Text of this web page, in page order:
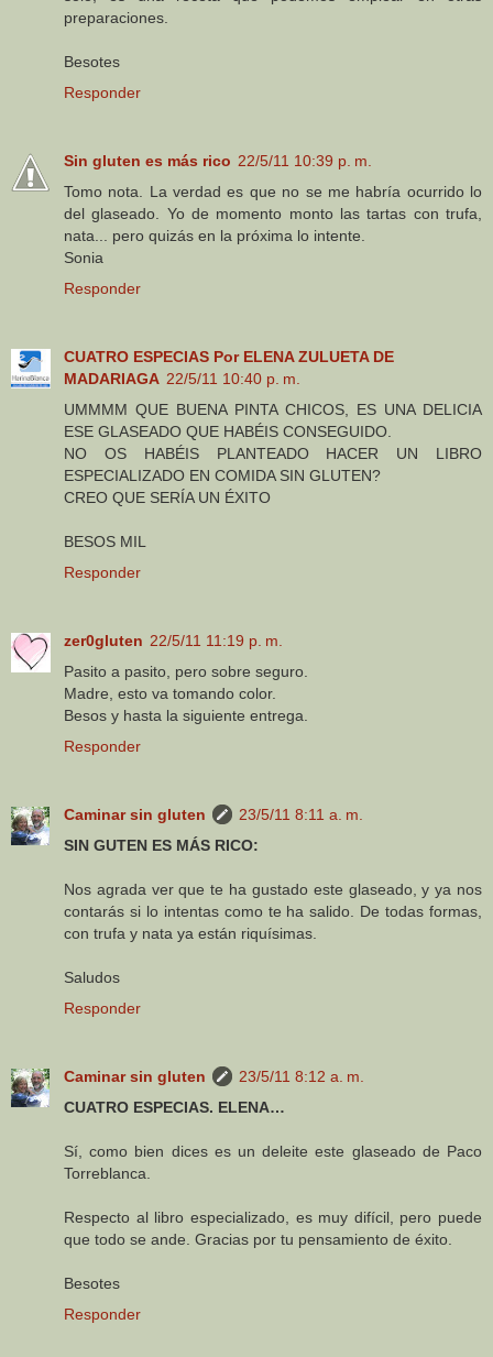
preparaciones.
Besotes
Responder
Sin gluten es más rico 22/5/11 10:39 p. m.
Tomo nota. La verdad es que no se me habría ocurrido lo
del glaseado. Yo de momento monto las tartas con trufa,
nata... pero quizás en la próxima lo intente.
Sonia
Responder
CUATRO ESPECIAS Por ELENA ZULUETA DE
MADARIAGA 22/5/11 10:40 p. m.
UMMMM QUE BUENA PINTA CHICOS, ES UNA DELICIA
ESE GLASEADO QUE HABÉIS CONSEGUIDO.
NO OS HABÉIS PLANTEADO HACER UN LIBRO
ESPECIALIZADO EN COMIDA SIN GLUTEN?
CREO QUE SERÍA UN ÉXITO
BESOS MIL
Responder
zer0gluten 22/5/11 11:19 p. m.
Pasito a pasito, pero sobre seguro.
Madre, esto va tomando color.
Besos y hasta la siguiente entrega.
Responder
Caminar sin gluten
23/5/11 8:11 a. m.
SIN GUTEN ES MÁS RICO:
Nos agrada ver que te ha gustado este glaseado, y ya nos
contarás si lo intentas como te ha salido. De todas formas,
con trufa y nata ya están riquísimas.
Saludos
Responder
Caminar sin gluten
23/5/11 8:12 a. m.
CUATRO ESPECIAS. ELENA…
Sí, como bien dices es un deleite este glaseado de Paco
Torreblanca.
Respecto al libro especializado, es muy difícil, pero puede
que todo se ande. Gracias por tu pensamiento de éxito.
Besotes
Responder